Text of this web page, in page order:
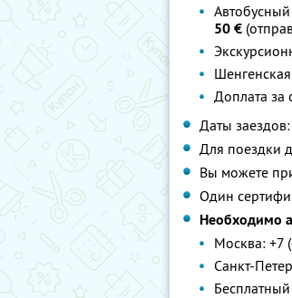
50 €
Доплата
Даты
Для поездки
Вы можете
Один
Необходимо
Москва: +7
Санкт-